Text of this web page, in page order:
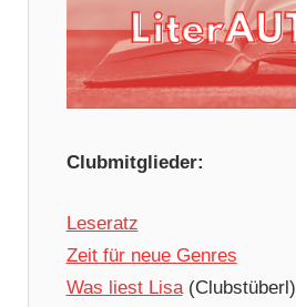
Clubmitglieder:
Leseratz
Zeit für neue Genres
Was liest Lisa(Clubstüberl)